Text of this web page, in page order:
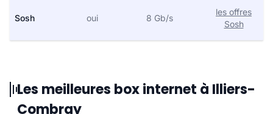
Sosh oui 8 Gb/s
les offres
Sosh
Les meilleures box internet à Illiers-
Combray